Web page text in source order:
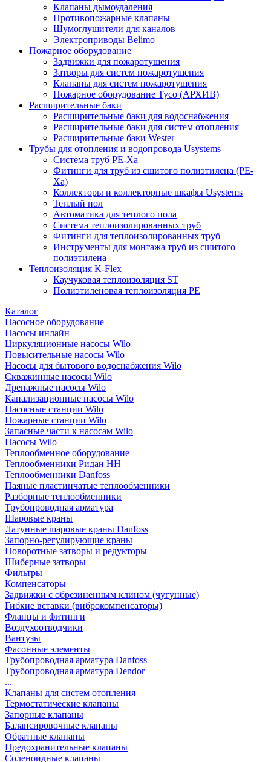
Клапаны дымоудаления
Противопожарные клапаны
Шумоглушители для каналов
Электроприводы Belimo
Пожарное оборудование
Задвижки для пожаротушения
Затворы для систем пожаротушения
Клапаны для систем пожаротушения
Пожарное оборудование Tyco (АРХИВ)
Расширительные баки
Расширительные баки для водоснабжения
Расширительные баки для систем отопления
Расширительные баки Wester
Трубы для отопления и водопровода Usystems
Система труб PE-Xa
Фитинги для труб из сшитого полиэтилена (PE-
Xa)
Коллекторы и коллекторные шкафы Usystems
Теплый пол
Автоматика для теплого пола
Система теплоизолированных труб
Фитинги для теплоизолированных труб
Инструменты для монтажа труб из сшитого
полиэтилена
Теплоизоляция K-Flex
Каучуковая теплоизоляция ST
Полиэтиленовая теплоизоляция PE
Каталог
Насосное оборудование
Насосы инлайн
Циркуляционные насосы Wilo
Повысительные насосы Wilo
Насосы для бытового водоснабжения Wilo
Скважинные насосы Wilo
Дренажные насосы Wilo
Канализационные насосы Wilo
Насосные станции Wilo
Пожарные станции Wilo
Запасные части к насосам Wilo
Насосы Wilo
Теплообменное оборудование
Теплообменники Ридан НН
Теплообменники Danfoss
Паяные пластинчатые теплообменники
Разборные теплообменники
Трубопроводная арматура
Шаровые краны
Латунные шаровые краны Danfoss
Запорно-регулирующие краны
Поворотные затворы и редукторы
Шиберные затворы
Фильтры
Компенсаторы
Задвижки с обрезиненным клином (чугунные)
Гибкие вставки (виброкомпенсаторы)
Фланцы и фитинги
Воздухоотводчики
Вантузы
Фасонные элементы
Трубопроводная арматура Danfoss
Трубопроводная арматура Dendor
...
Клапаны для систем отопления
Термостатические клапаны
Запорные клапаны
Балансировочные клапаны
Обратные клапаны
Предохранительные клапаны
Соленоидные клапаны